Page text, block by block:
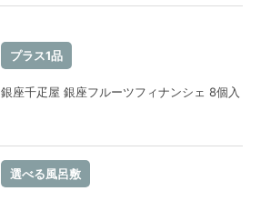
プラス1品
銀座千疋屋 銀座フルーツフィナンシェ 8個入
選べる風呂敷